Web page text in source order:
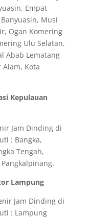
Empat
Musi
Ogan Komering
Ulu Selatan,
Abab Lematang
Alam, Kota
Kepulauan
Jam Dinding di
: Bangka,
Tengah,
Lampung
Jam Dinding di
: Lampung